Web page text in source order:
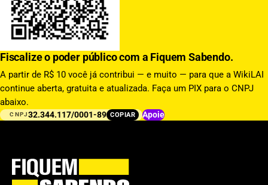
Fiscalize o poder público com a Fiquem Sabendo.
A partir de R$ 10 você já contribui — e muito — para que a WikiLAI
continue aberta, gratuita e atualizada. Faça um PIX para o CNPJ
abaixo.
CNPJ32.344.117/0001-89 COPIAR Apoie